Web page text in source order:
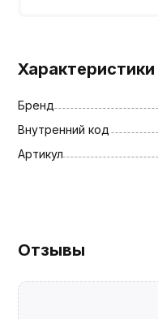
Характеристики
Бренд
Внутренний код
Артикул
Отзывы